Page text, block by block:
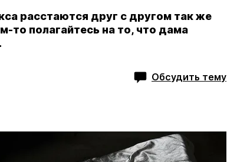
расстаются друг с другом так же
то полагайтесь на то, что дама
Обсудить тему